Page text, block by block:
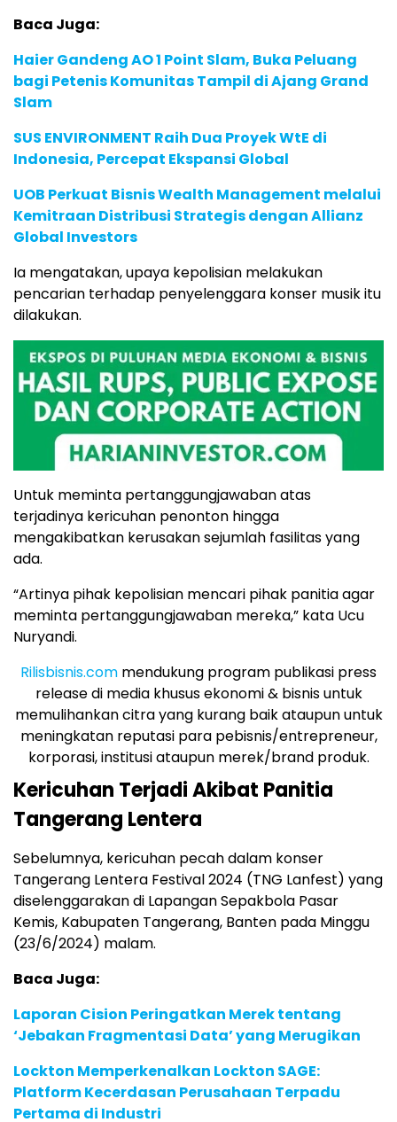
Baca Juga:
Haier Gandeng AO 1 Point Slam, Buka Peluang
bagi Petenis Komunitas Tampil di Ajang Grand
Slam
SUS ENVIRONMENT Raih Dua Proyek WtE di
Indonesia, Percepat Ekspansi Global
UOB Perkuat Bisnis Wealth Management melalui
Kemitraan Distribusi Strategis dengan Allianz
Global Investors
Ia mengatakan, upaya kepolisian melakukan
pencarian terhadap penyelenggara konser musik itu
dilakukan.
Untuk meminta pertanggungjawaban atas
terjadinya kericuhan penonton hingga
mengakibatkan kerusakan sejumlah fasilitas yang
ada.
“Artinya pihak kepolisian mencari pihak panitia agar
meminta pertanggungjawaban mereka,” kata Ucu
Nuryandi.
Rilisbisnis.com mendukung program publikasi press
release di media khusus ekonomi & bisnis untuk
memulihankan citra yang kurang baik ataupun untuk
meningkatan reputasi para pebisnis/entrepreneur,
korporasi, institusi ataupun merek/brand produk.
Kericuhan Terjadi Akibat Panitia
Tangerang Lentera
Sebelumnya, kericuhan pecah dalam konser
Tangerang Lentera Festival 2024 (TNG Lanfest) yang
diselenggarakan di Lapangan Sepakbola Pasar
Kemis, Kabupaten Tangerang, Banten pada Minggu
(23/6/2024) malam.
Baca Juga:
Laporan Cision Peringatkan Merek tentang
‘Jebakan Fragmentasi Data’ yang Merugikan
Lockton Memperkenalkan Lockton SAGE:
Platform Kecerdasan Perusahaan Terpadu
Pertama di Industri